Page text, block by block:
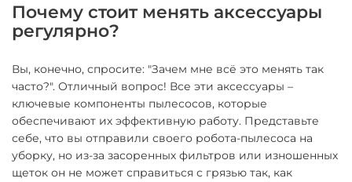
Почему стоит менять аксессуары
регулярно?
Вы, конечно, спросите: "Зачем мне всё это менять так
часто?". Отличный вопрос! Все эти аксессуары –
ключевые компоненты пылесосов, которые
обеспечивают их эффективную работу. Представьте
себе, что вы отправили своего робота-пылесоса на
уборку, но из-за засоренных фильтров или изношенных
щеток он не может справиться с грязью так, как